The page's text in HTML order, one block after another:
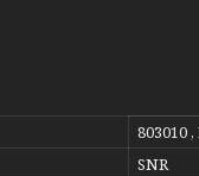
803010
SNR